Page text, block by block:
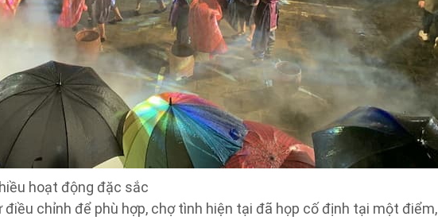
hoạt động đặc sắc
điều chỉnh để phù hợp, chợ tình hiện tại đã họp cố định tại một điểm,